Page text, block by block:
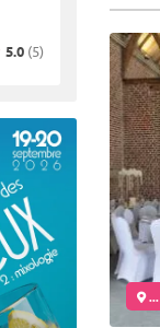
5.0 (5)
...